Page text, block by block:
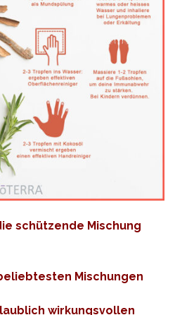
schützende Mischung
Mischungen
wirkungsvollen